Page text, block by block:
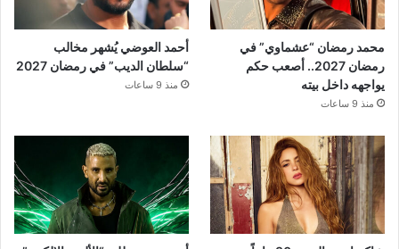
محمد رمضان “عشماوي” في
رمضان 2027.. أصعب حكم
يواجهه داخل بيته
منذ 9 ساعات
أحمد العوضي يُشهر مخالب
“سلطان الديب” في رمضان 2027
منذ 9 ساعات